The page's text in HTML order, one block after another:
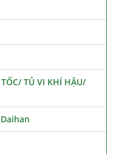
TỦ VI KHÍ HẬU/